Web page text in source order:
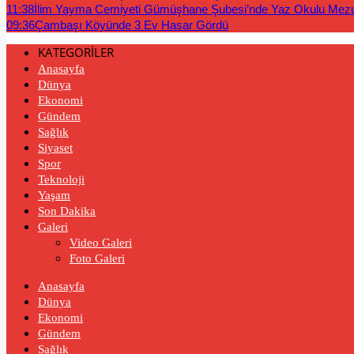
11:38İlim Yayma Cemiyeti Gümüşhane Şubesi’nde Yaz Okulu
09:36Çambaşı Köyünde 3 Ev Hasar Gördü
KATEGORİLER
Anasayfa
Dünya
Ekonomi
Gündem
Sağlık
Siyaset
Spor
Teknoloji
Yaşam
Son Dakika
Galeri
Video Galeri
Foto Galeri
Anasayfa
Dünya
Ekonomi
Gündem
Sağlık